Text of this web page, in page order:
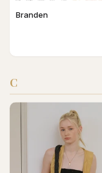
Branden
C